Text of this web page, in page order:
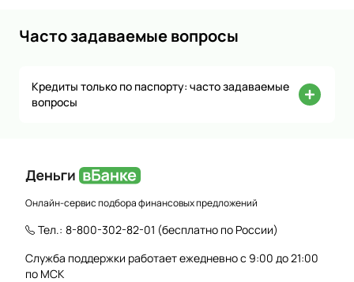
Часто задаваемые вопросы
Кредиты только по паспорту: часто задаваемые
вопросы
Онлайн-сервис подбора финансовых предложений
Тел.: 8-800-302-82-01 (бесплатно по России)
Служба поддержки работает ежедневно с 9:00 до 21:00
по МСК